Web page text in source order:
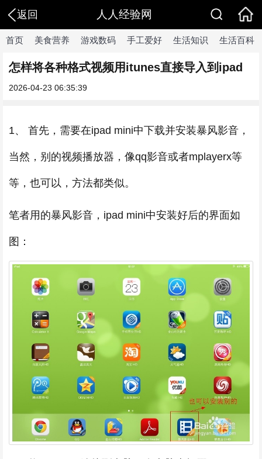
返回 人人经验网
首页 美食营养 游戏数码 手工爱好 生活知识 生活百科
怎样将各种格式视频用itunes直接导入到ipad
2026-04-23 06:35:39
1、 首先，需要在ipad mini中下载并安装暴风影音，
当然，别的视频播放器，像qq影音或者mplayerx等
等，也可以，方法都类似。
笔者用的暴风影音，ipad mini中安装好后的界面如
图：